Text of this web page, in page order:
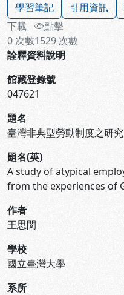
學習筆記 引用資訊
下載
0 次數
點擊
1529 次數
詮釋資料說明
館藏登錄號
047621
題名
臺灣非典型勞動制度之研
題名(英)
A study of atypical
from the experiences of
作者
王思閔
學校
國立臺灣大學
系所